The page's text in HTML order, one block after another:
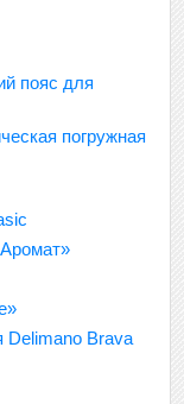
пояс для
погружная
Delimano Brava